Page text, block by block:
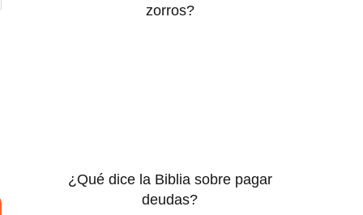
zorros?
¿Qué dice la Biblia sobre pagar
deudas?